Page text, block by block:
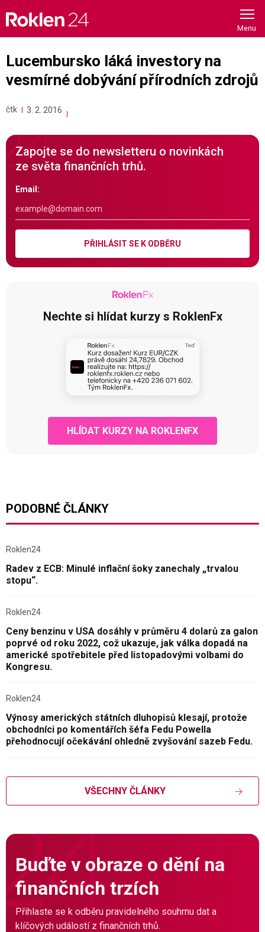
content
Lucembursko láká investory na
vesmírné dobývání přírodních zdrojů
čtk 3. 2. 2016
Zapojte se do newsletteru o novinkách
ze světa finančních trhů.
Email:
PŘIHLÁSIT SE K ODBĚRU
Nechte si hlídat kurzy s RoklenFx
HLÍDAT KURZY NA ROKLENFX
PODOBNÉ ČLÁNKY
Roklen24
Radev z ECB: Minulé inflační šoky zanechaly „trvalou
stopu“.
Roklen24
Ceny benzinu v USA dosáhly v průměru 4 dolarů za galon
poprvé od roku 2022, což ukazuje, jak válka dopadá na
americké spotřebitele před listopadovými volbami do
Kongresu.
Roklen24
Výnosy amerických státních dluhopisů klesají, protože
obchodníci po komentářích šéfa Fedu Powella
přehodnocují očekávání ohledně zvyšování sazeb Fedu.
VŠECHNY ČLÁNKY
Buďte v obraze o dění na
finančních trzích
Přihlaste se k odběru pravidelného souhrnu dat a
klíčových událostí z finančních trhů.